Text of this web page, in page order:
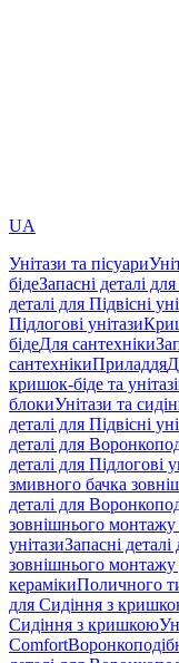
UA
Унітази та пісуари
бідеЗапасні деталі
деталі для Підвісні
Підлогові унітази
бідеДля сантехніки
сантехнікиПриладдя
кришок-біде та
блокиУнітази та
деталі для Підвісні
деталі для
деталі для Підлогові
змивного бачка
деталі для
зовнішнього
унітазиЗапасні
зовнішнього монтажу
керамікиПоличного
для Сидіння з
Сидіння з кришкою
Comfort